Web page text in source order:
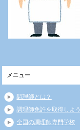
メニュー
調理師とは？
調理師免許を取得しよう
全国の調理師専門学校